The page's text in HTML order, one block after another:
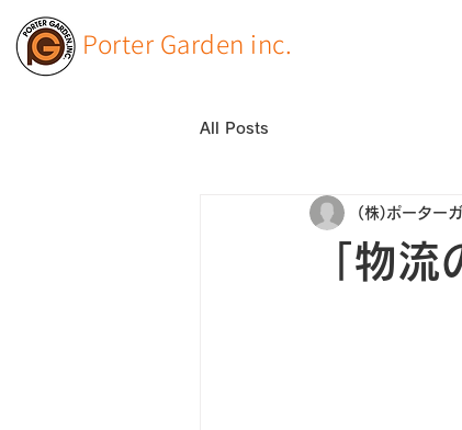
Porter Garden inc.
All Posts
「物
(株)ポーター